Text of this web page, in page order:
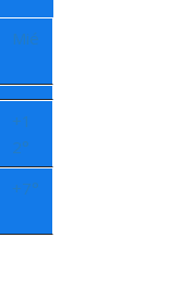
Mié
+1
2°
+7°